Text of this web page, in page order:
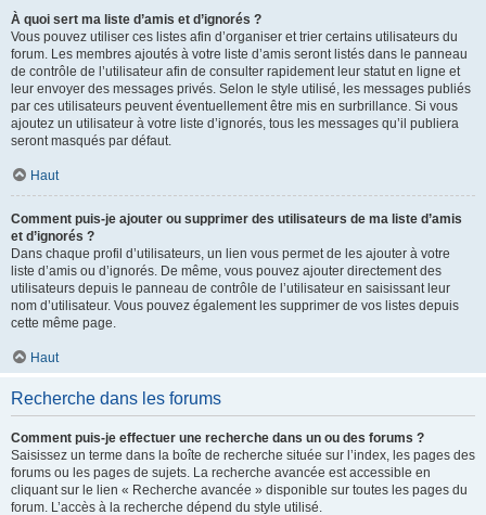
À quoi sert ma liste d’amis et d’ignorés ?
Vous pouvez utiliser ces listes afin d’organiser et trier certains utilisateurs du
forum. Les membres ajoutés à votre liste d’amis seront listés dans le panneau
de contrôle de l’utilisateur afin de consulter rapidement leur statut en ligne et
leur envoyer des messages privés. Selon le style utilisé, les messages publiés
par ces utilisateurs peuvent éventuellement être mis en surbrillance. Si vous
ajoutez un utilisateur à votre liste d’ignorés, tous les messages qu’il publiera
seront masqués par défaut.
Haut
Comment puis-je ajouter ou supprimer des utilisateurs de ma liste d’amis
et d’ignorés ?
Dans chaque profil d’utilisateurs, un lien vous permet de les ajouter à votre
liste d’amis ou d’ignorés. De même, vous pouvez ajouter directement des
utilisateurs depuis le panneau de contrôle de l’utilisateur en saisissant leur
nom d’utilisateur. Vous pouvez également les supprimer de vos listes depuis
cette même page.
Haut
Recherche dans les forums
Comment puis-je effectuer une recherche dans un ou des forums ?
Saisissez un terme dans la boîte de recherche située sur l’index, les pages des
forums ou les pages de sujets. La recherche avancée est accessible en
cliquant sur le lien « Recherche avancée » disponible sur toutes les pages du
forum. L’accès à la recherche dépend du style utilisé.